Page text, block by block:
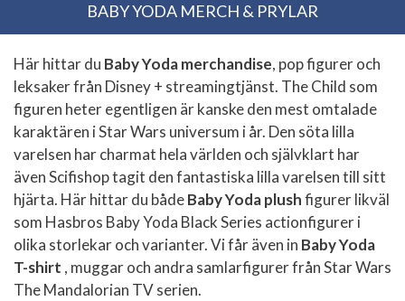
BABY YODA MERCH & PRYLAR
Här hittar du Baby Yoda merchandise, pop figurer och
leksaker från Disney + streamingtjänst. The Child som
figuren heter egentligen är kanske den mest omtalade
karaktären i Star Wars universum i år. Den söta lilla
varelsen har charmat hela världen och självklart har
även Scifishop tagit den fantastiska lilla varelsen till sitt
hjärta. Här hittar du bådeBaby Yoda plushfigurer likväl
som Hasbros Baby Yoda Black Series actionfigurer i
olika storlekar och varianter. Vi får även in Baby Yoda
T-shirt , muggar och andra samlarfigurer från Star Wars
The Mandalorian TV serien.